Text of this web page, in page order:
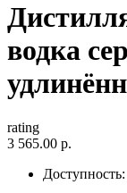
водка
rating
3 565.00 р.
Доступность: